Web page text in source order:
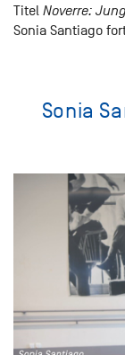
Titel Noverre:
Sonia Santiago
Sonia